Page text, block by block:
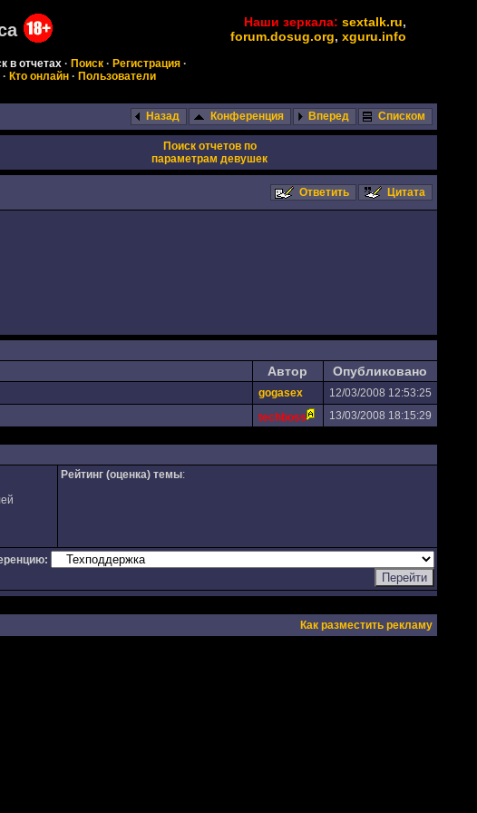
Наши зеркала: sextalk.ru,
forum.dosug.org, xguru.info
в отчетах· Поиск· Регистрация·
· Кто онлайн · Пользователи
Назад Конференция Вперед Списком
Поиск отчетов по
параметрам девушек
Ответить Цитата
Автор Опубликовано
gogasex
12/03/2008 12:53:25
techboss 13/03/2008 18:15:29
Рейтинг (оценка) темы:
Как разместить рекламу